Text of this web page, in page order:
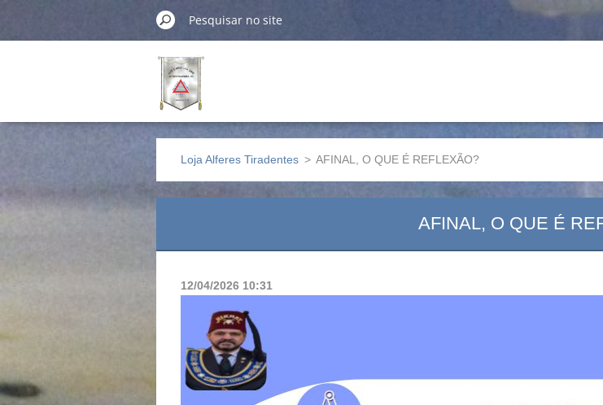
Loja Alferes Tiradentes > AFINAL, O QUE É REFLEXÃO?
AFINAL, O QUE É
12/04/2026 10:31